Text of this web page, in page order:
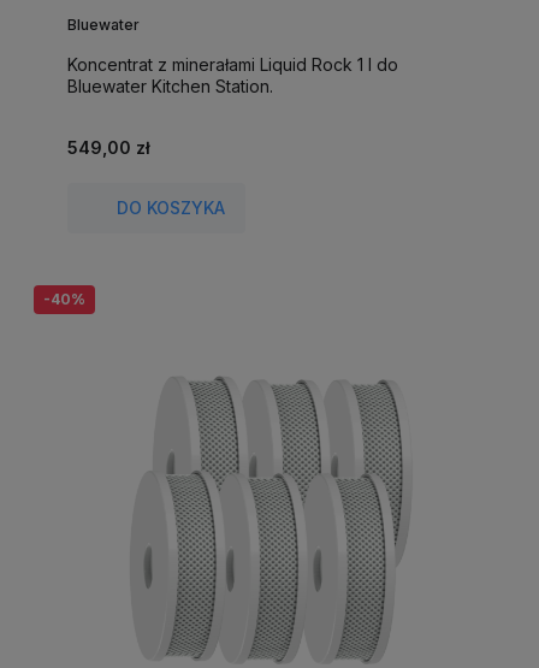
Bluewater
Koncentrat z minerałami Liquid Rock 1 l do
Bluewater Kitchen Station.
549,00 zł
DO KOSZYKA
-40%